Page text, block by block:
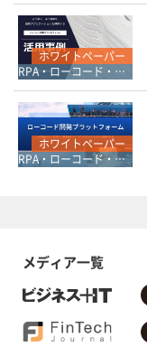
ホワイトペーパー
RPA・ローコード・ノーコード
ホワイトペーパー
RPA・ローコード・ノーコード
メディア一覧